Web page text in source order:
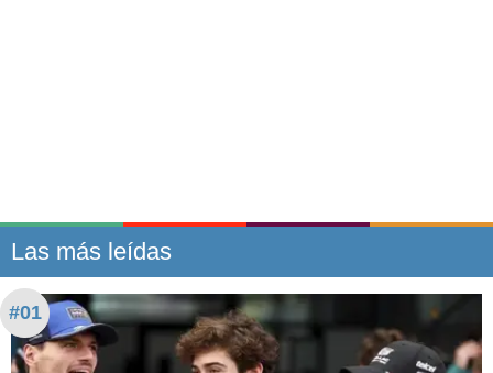
Las más leídas
#01